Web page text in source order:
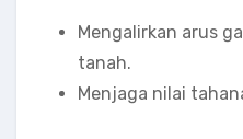
Mengalirkan arus
tanah.
Menjaga nilai